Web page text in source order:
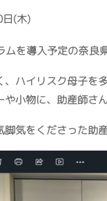
(木)
ムを導入予定の奈良
、ハイリスク母子を
小物に、助産師さ
脚気をくださった助